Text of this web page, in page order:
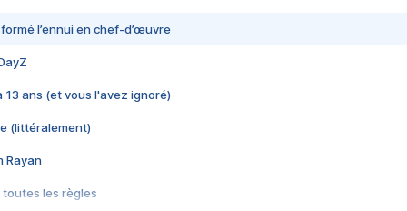
l’ennui en chef-d’œuvre
13 ans (et vous l'avez ignoré)
(littéralement)
Rayan
toutes les règles